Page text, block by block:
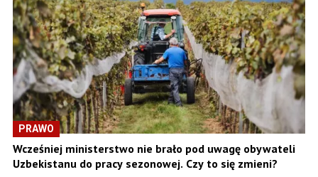
PRAWO
Wcześniej ministerstwo nie brało pod uwagę obywateli
Uzbekistanu do pracy sezonowej. Czy to się zmieni?